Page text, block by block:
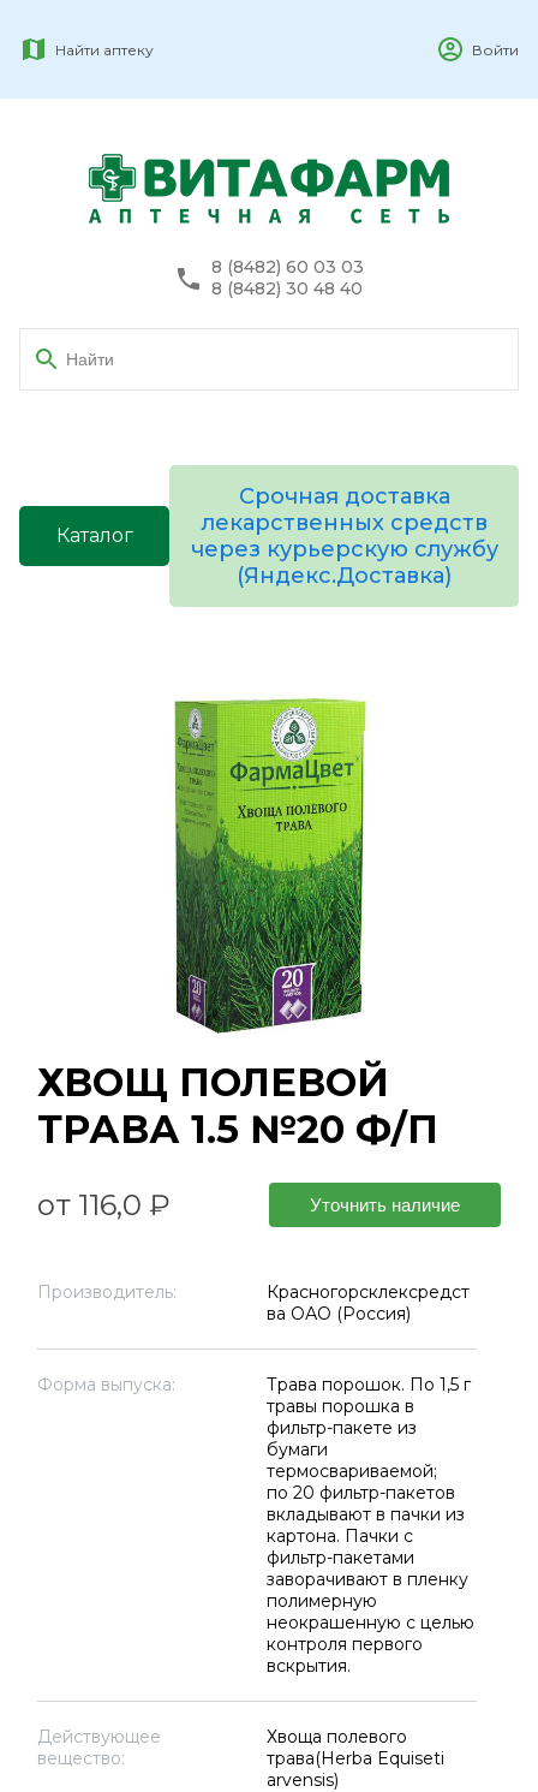
Найти аптеку Войти
8 (8482) 60 03 03
8 (8482) 30 48 40
Каталог
Срочная доставка
лекарственных средств
через курьерскую службу
(Яндекс.Доставка)
ХВОЩ ПОЛЕВОЙ
ТРАВА 1.5 №20 Ф/П
от 116,0 ₽ Уточнить наличие
Производитель:
Красногорсклексредст
ва ОАО (Россия)
Форма выпуска:
Трава порошок. По 1,5 г
травы порошка в
фильтр-пакете из
бумаги
термосвариваемой;
по 20 фильтр-пакетов
вкладывают в пачки из
картона. Пачки с
фильтр-пакетами
заворачивают в пленку
полимерную
неокрашенную с целью
контроля первого
вскрытия.
Действующее
вещество:
Хвоща полевого
трава(Herba Equiseti
arvensis)